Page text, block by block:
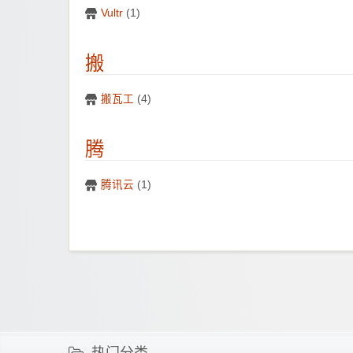
Vultr (1)
搬
搬瓦工 (4)
腾
腾讯云 (1)